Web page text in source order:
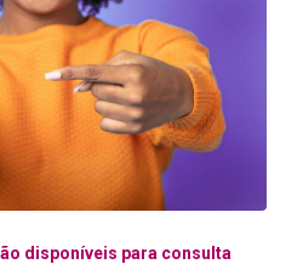
disponíveis para consulta